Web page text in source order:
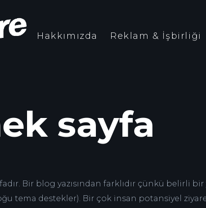
Hakkımızda Reklam & İşbirliği
sayfa
Bir blog yazısından farklıdır çünkü belirli
tema destekler). Bir çok insan potansiyel